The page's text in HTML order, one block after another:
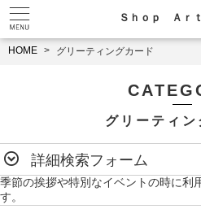
Ｓｈｏｐ Ａｒ
HOME グリーティングカード
グリーティン
詳細検索フォーム
季節の挨拶や特別なイベントの時に利
す。